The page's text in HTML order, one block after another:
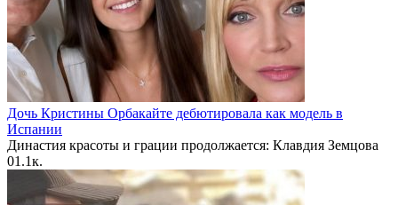
Дочь Кристины Орбакайте дебютировала как модель в
Испании
Династия красоты и грации продолжается: Клавдия Земцова
01.1к.